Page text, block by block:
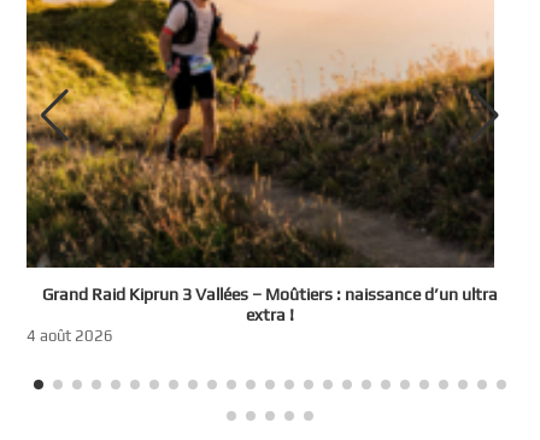
Grand Raid Kiprun 3 Vallées – Moûtiers : naissance d’un ultra
extra !
4 août 2026